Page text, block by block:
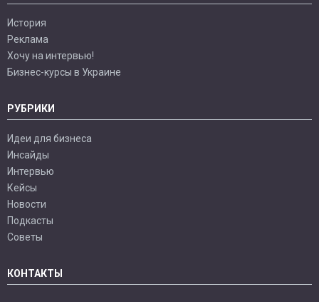
История
Реклама
Хочу на интервью!
Бизнес-курсы в Украине
РУБРИКИ
Идеи для бизнеса
Инсайды
Интервью
Кейсы
Новости
Подкасты
Советы
КОНТАКТЫ